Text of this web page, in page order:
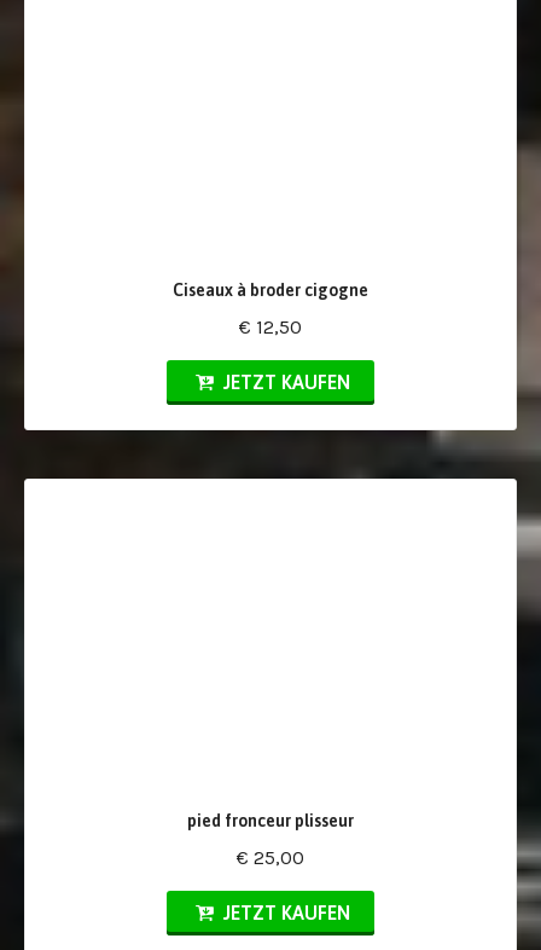
Ciseaux à broder cigogne
€ 12,50
JETZT KAUFEN
pied fronceur plisseur
€ 25,00
JETZT KAUFEN